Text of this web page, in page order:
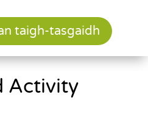
taigh-tasgaidh
Activity